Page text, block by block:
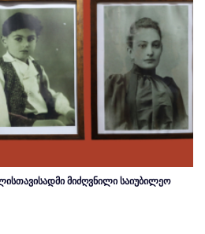
მიძღვნილი საიუბილეო